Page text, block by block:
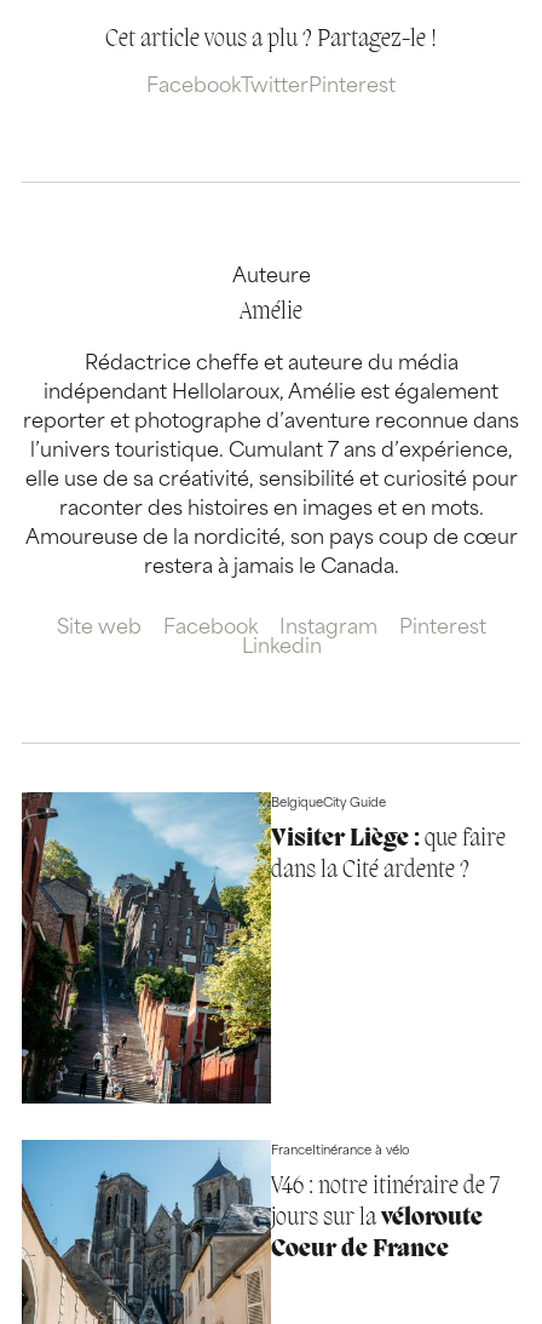
Cet article vous a plu ? Partagez-le !
Facebook TwitterPinterest
Auteure
Amélie
Rédactrice cheffe et auteure du média
indépendant Hellolaroux, Amélie est également
reporter et photographe d’aventure reconnue dans
l’univers touristique. Cumulant 7 ans d’expérience,
elle use de sa créativité, sensibilité et curiosité pour
raconter des histoires en images et en mots.
Amoureuse de la nordicité, son pays coup de cœur
restera à jamais le Canada.
Site web Facebook Instagram
Pinterest
Linkedin
BelgiqueCity Guide
Visiter Liège :que faire
dans la Cité ardente ?
FranceItinérance à vélo
V46 : notre itinéraire de 7
jours sur lavéloroute
Coeur de France